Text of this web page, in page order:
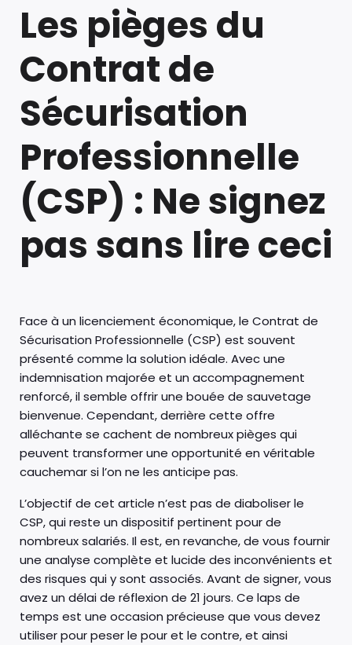
Les pièges du
Contrat de
Sécurisation
Professionnelle
(CSP) : Ne signez
pas sans lire ceci
Face à un licenciement économique, le Contrat de
Sécurisation Professionnelle (CSP) est souvent
présenté comme la solution idéale. Avec une
indemnisation majorée et un accompagnement
renforcé, il semble offrir une bouée de sauvetage
bienvenue. Cependant, derrière cette offre
alléchante se cachent de nombreux pièges qui
peuvent transformer une opportunité en véritable
cauchemar si l’on ne les anticipe pas.
L’objectif de cet article n’est pas de diaboliser le
CSP, qui reste un dispositif pertinent pour de
nombreux salariés. Il est, en revanche, de vous fournir
une analyse complète et lucide des inconvénients et
des risques qui y sont associés. Avant de signer, vous
avez un délai de réflexion de 21 jours. Ce laps de
temps est une occasion précieuse que vous devez
utiliser pour peser le pour et le contre, et ainsi